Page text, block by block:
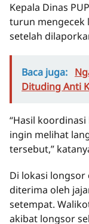
Kepala Dinas
turun mengecek
setelah
Baca juga:
Dituding Anti
“Hasil
ingin melihat
tersebut,”
Di lokasi
diterima oleh
setempat.
akibat longsor